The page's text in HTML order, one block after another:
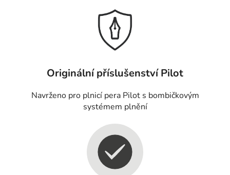
Originální příslušenství Pilot
Navrženo pro plnicí pera Pilot s bombičkovým
systémem plnění